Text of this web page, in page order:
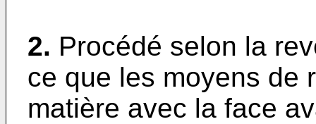
2. Procédé selon la
ce que les moyens de
matière avec la face